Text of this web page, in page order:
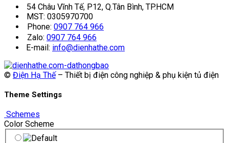
54 Châu Vĩnh Tế, P12, Q.Tân Bình, TP.HCM
MST: 0305970700
Phone: 0907 764 966
Zalo: 0907 764 966
E-mail: info@dienhathe.com
© Điện Hạ Thế– Thiết bị điện công nghiệp & phụ kiện tủ điện
Theme Settings
Schemes
Color Scheme